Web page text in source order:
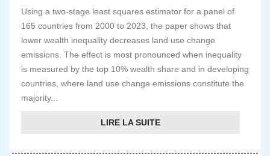
Using a two-stage least squares estimator for a panel of
165 countries from 2000 to 2023, the paper shows that
lower wealth inequality decreases land use change
emissions. The effect is most pronounced when inequality
is measured by the top 10% wealth share and in developing
countries, where land use change emissions constitute the
majority...
LIRE LA SUITE